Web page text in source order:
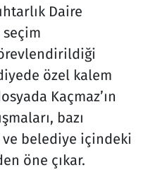
Daire
seçim
özel kalem
Kaçmaz’ın
bazı
belediye içindeki
öne çıkar.